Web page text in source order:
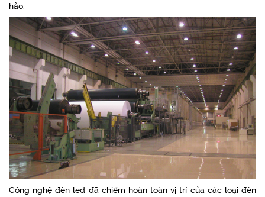
hảo.
Công nghệ đèn led đã chiếm hoàn toàn vị trí của các loại đèn